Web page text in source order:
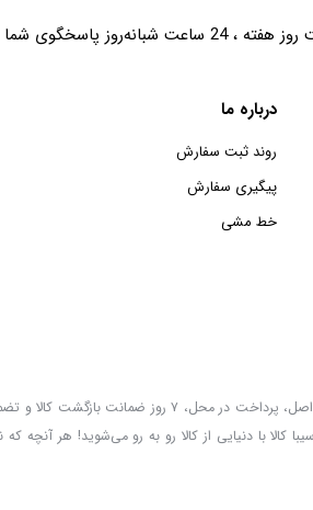
24 ساعت شبانه‌روز پاسخگوی شما هستیم.
درباره ما
روند ثبت سفارش
پیگیری سفارش
خط مشی
سیبا کالا به عنوان یکی از قدیمی‌ترین فروشگاه های عمده فروشی اینترنتی با بیش از یک دهه تجربه، با
با دنیایی از کالا رو به رو می‌شوید! هر آنچه که